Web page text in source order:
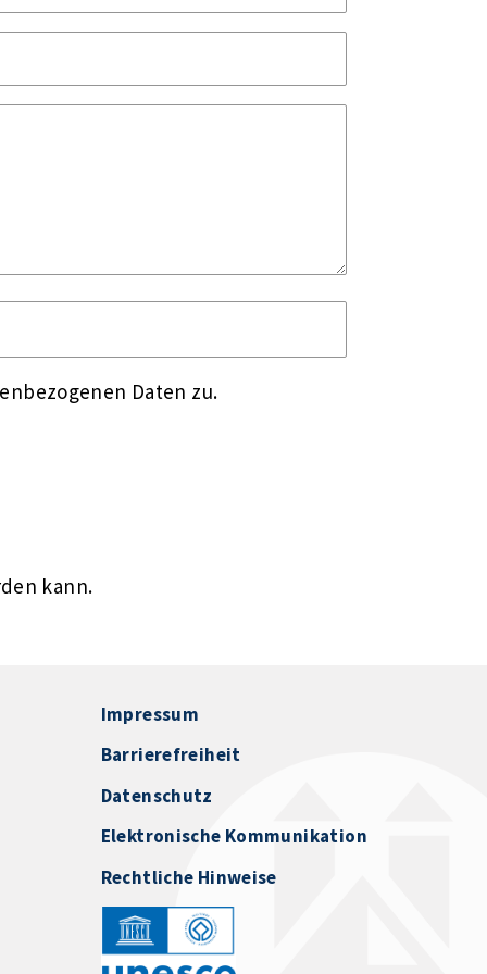
Daten zu.
kann.
Impressum
Barrierefreiheit
Datenschutz
Elektronische Kommunikation
Rechtliche Hinweise